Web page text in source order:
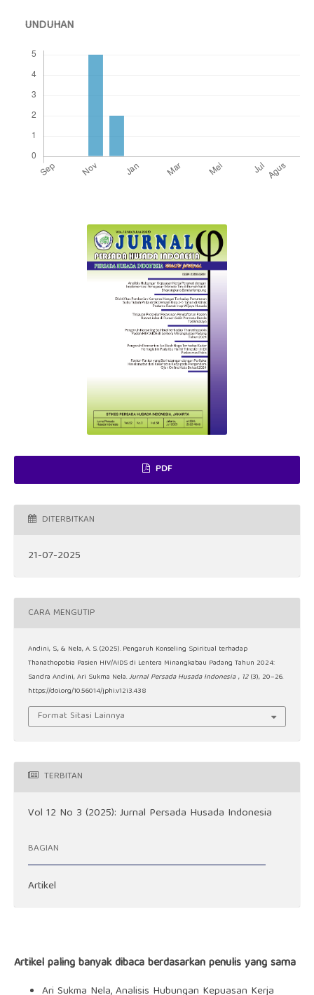
UNDUHAN
PDF
DITERBITKAN
21-07-2025
CARA MENGUTIP
Andini, S., & Nela, A. S. (2025). Pengaruh Konseling Spiritual terhadap
Thanathopobia Pasien HIV/AIDS di Lentera Minangkabau Padang Tahun 2024:
Sandra Andini, Ari Sukma Nela.Jurnal Persada Husada Indonesia , 12 (3), 20–26.
https://doi.org/10.56014/jphi.v12i3.438
Format Sitasi Lainnya
TERBITAN
Vol 12 No 3 (2025): Jurnal Persada Husada Indonesia
BAGIAN
Artikel
Artikel paling banyak dibaca berdasarkan penulis yang sama
Ari Sukma Nela,Analisis Hubungan Kepuasan Kerja